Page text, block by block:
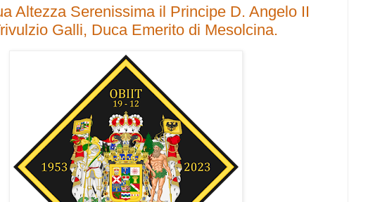
Altezza Serenissima il Principe D. Angelo II
Galli, Duca Emerito di Mesolcina.